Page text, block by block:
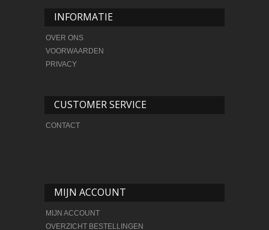
INFORMATIE
OVER ONS
VOORWAARDEN
PRIVACY
CUSTOMER SERVICE
CONTACT
MIJN ACCOUNT
MIJN ACCOUNT
OVERZICHT BESTELLINGEN